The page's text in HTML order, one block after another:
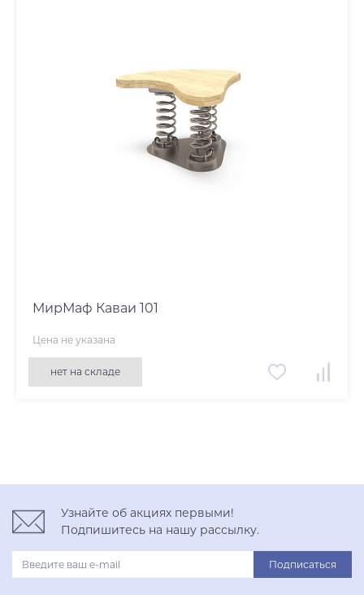
МирМаф Каваи 101
Цена не указана
нет на складе
Узнайте об акциях первыми!
Подпишитесь на нашу рассылку.
Подписаться